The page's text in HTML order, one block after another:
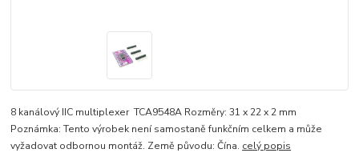
8 kanálový IIC multiplexer TCA9548A Rozměry: 31 x 22 x 2 mm
Poznámka: Tento výrobek není samostaně funkčním celkem a může
vyžadovat odbornou montáž. Země původu: Čína. celý popis